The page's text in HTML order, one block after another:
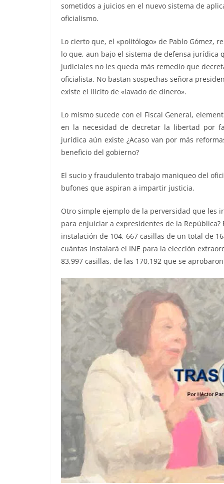
sometidos a juicios en el nuevo sistema de
oficialismo.
Lo cierto que, el «politólogo» de Pablo Gómez,
lo que, aun bajo el sistema de defensa jurídica
judiciales no les queda más remedio que
oficialista. No bastan sospechas señora
existe el ilícito de «lavado de dinero».
Lo mismo sucede con el Fiscal General,
en la necesidad de decretar la libertad por
jurídica aún existe ¿Acaso van por más
beneficio del gobierno?
El sucio y fraudulento trabajo maniqueo del
bufones que aspiran a impartir justicia.
Otro simple ejemplo de la perversidad que les
para enjuiciar a expresidentes de la
instalación de 104, 667 casillas de un total de
cuántas instalará el INE para la elección
83,997 casillas, de las 170,192 que se